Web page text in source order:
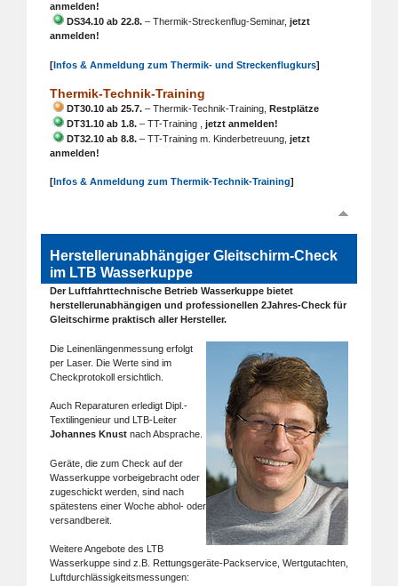
anmelden!
DS34.10 ab 22.8. – Thermik-Streckenflug-Seminar, jetzt
anmelden!
[Infos & Anmeldung zum Thermik- und Streckenflugkurs]
Thermik-Technik-Training
DT30.10 ab 25.7. – Thermik-Technik-Training, Restplätze
DT31.10 ab 1.8. – TT-Training , jetzt anmelden!
DT32.10 ab 8.8. – TT-Training m. Kinderbetreuung, jetzt
anmelden!
[Infos & Anmeldung zum Thermik-Technik-Training]
Herstellerunabhängiger Gleitschirm-Check
im LTB Wasserkuppe
Der Luftfahrttechnische Betrieb Wasserkuppe bietet
herstellerunabhängigen und professionellen 2Jahres-Check für
Gleitschirme praktisch aller Hersteller.
Die Leinenlängenmessung erfolgt
per Laser. Die Werte sind im
Checkprotokoll ersichtlich.
Auch Reparaturen erledigt Dipl.-
Textilingenieur und LTB-Leiter
Johannes Knust nach Absprache.
Geräte, die zum Check auf der
Wasserkuppe vorbeigebracht oder
zugeschickt werden, sind nach
spätestens einer Woche abhol- oder
versandbereit.
Weitere Angebote des LTB
Wasserkuppe sind z.B. Rettungsgeräte-Packservice, Wertgutachten,
Luftdurchlässigkeitsmessungen: